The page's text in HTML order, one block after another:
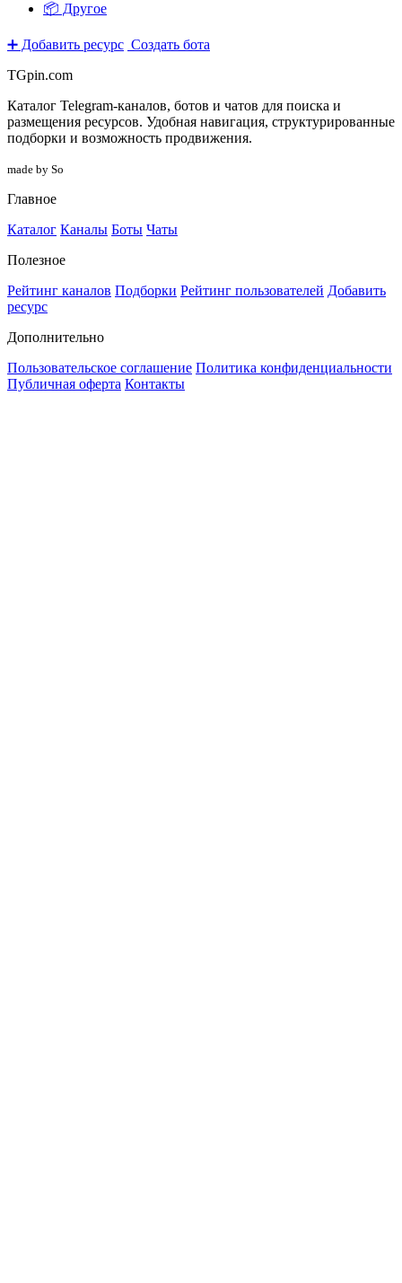
📦 Другое
➕ Добавить ресурс Создать бота
TGpin.com
Каталог Telegram-каналов, ботов и чатов для поиска и
размещения ресурсов. Удобная навигация, структурированные
подборки и возможность продвижения.
made by So
Главное
Каталог Каналы Боты Чаты
Полезное
Рейтинг каналов Подборки Рейтинг пользователей Добавить
ресурс
Дополнительно
Пользовательское соглашение Политика конфиденциальности
Публичная оферта Контакты